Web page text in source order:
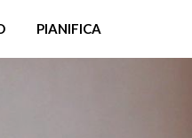
PIANIFICA